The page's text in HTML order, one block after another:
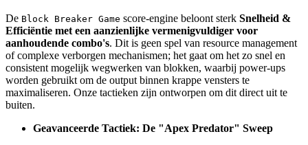
De Block Breaker Game score-engine beloont sterk Snelheid &
Efficiëntie met een aanzienlijke vermenigvuldiger voor
aanhoudende combo's. Dit is geen spel van resource management
of complexe verborgen mechanismen; het gaat om het zo snel en
consistent mogelijk wegwerken van blokken, waarbij power-ups
worden gebruikt om de output binnen krappe vensters te
maximaliseren. Onze tactieken zijn ontworpen om dit direct uit te
buiten.
Geavanceerde Tactiek: De "Apex Predator" Sweep